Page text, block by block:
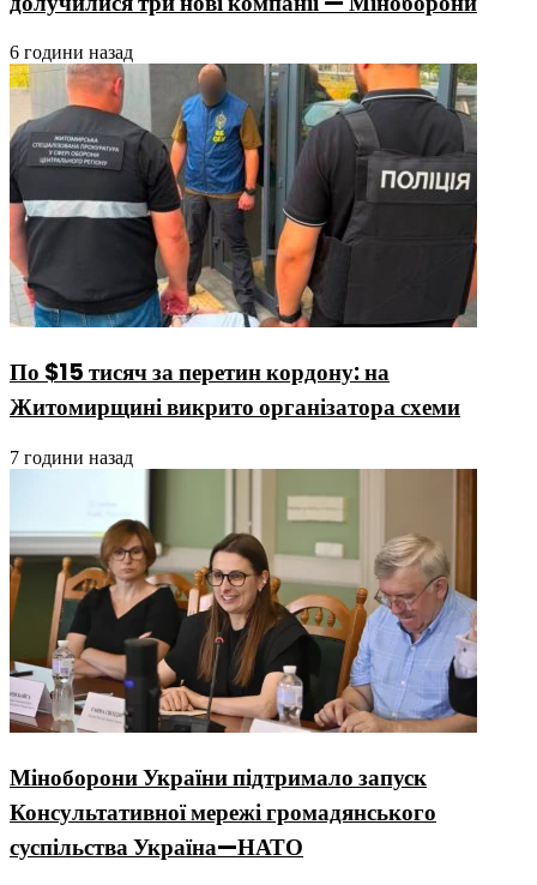
6 години назад
По $15 тисяч за перетин кордону: на
Житомирщині викрито організатора схеми
7 години назад
Міноборони України підтримало запуск
Консультативної мережі громадянського
суспільства Україна—НАТО